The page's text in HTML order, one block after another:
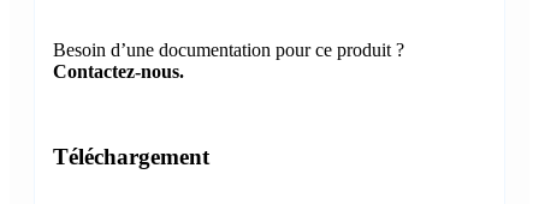
Besoin d’une documentation pour ce produit ?
Contactez-nous.
Téléchargement